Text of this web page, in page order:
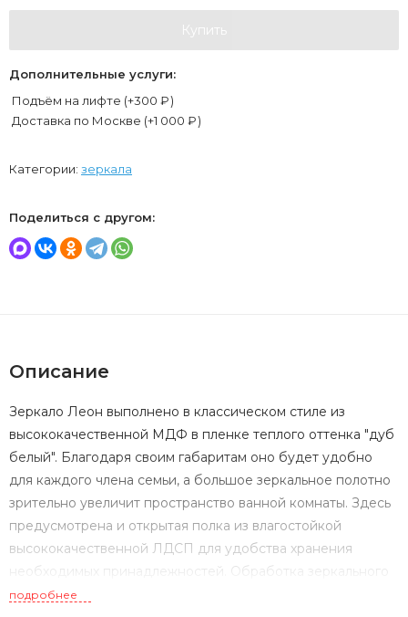
Купить
Дополнительные услуги:
Подъём на лифте (+300 ₽)
Доставка по Москве (+1 000 ₽)
Категории: зеркала
Поделиться с другом:
Описание
Зеркало Леон выполнено в классическом стиле из
высококачественной МДФ в пленке теплого оттенка "дуб
белый". Благодаря своим габаритам оно будет удобно
для каждого члена семьи, а большое зеркальное полотно
зрительно увеличит пространство ванной комнаты. Здесь
предусмотрена и открытая полка из влагостойкой
высококачественной ЛДСП для удобства хранения
необходимых принадлежностей. Обработка зеркального
полотна предназначена для использования во влажных
подробнее